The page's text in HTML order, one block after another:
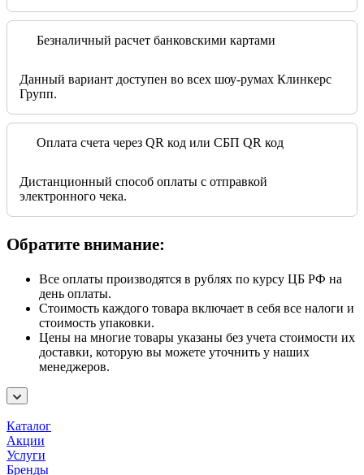
Безналичный расчет банковскими картами
Данный вариант доступен во всех шоу-румах Клинкерс
Групп.
Оплата счета через QR код или СБП QR код
Дистанционный способ оплаты с отправкой
электронного чека.
Обратите внимание:
Все оплаты производятся в рублях по курсу ЦБ РФ на
день оплаты.
Стоимость каждого товара включает в себя все налоги и
стоимость упаковки.
Цены на многие товары указаны без учета стоимости их
доставки, которую вы можете уточнить у наших
менеджеров.
Каталог
Акции
Услуги
Бренды